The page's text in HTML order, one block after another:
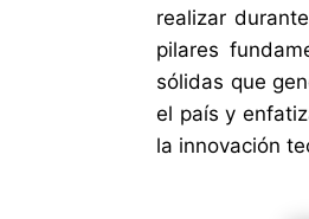
realizar
pilares
sólidas que
el país y
la innovación